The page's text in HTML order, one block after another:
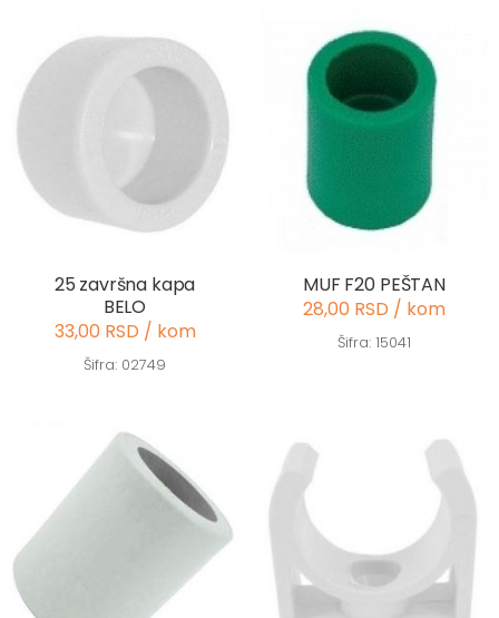
25 završna kapa
BELO
33,00 RSD / kom
Šifra: 02749
MUF F20 PEŠTAN
28,00 RSD / kom
Šifra: 15041